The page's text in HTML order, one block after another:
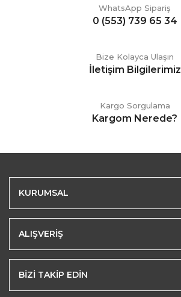
WhatsApp Sipariş
0 (553) 739 65 34
Bize Kolayca Ulaşın
İletişim Bilgilerimiz
Kargo Sorgulama
Kargom Nerede?
KURUMSAL
ALIŞVERİŞ
BİZİ TAKİP EDİN